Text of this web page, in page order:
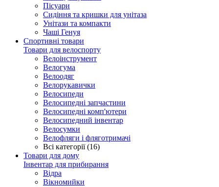
Пісуари
Сидіння та кришки для унітаза
Унітази та компакти
Чаші Генуя
Спортивні товари
Товари для велоспорту
Велоінструмент
Велогума
Велоодяг
Велорукавички
Велосипеди
Велосипедні запчастини
Велосипедні комп'ютери
Велосипедний інвентар
Велосумки
Велофляги і фляготримачі
Всі категорії (16)
Товари для дому
Інвентар для прибирання
Відра
Вікномийки